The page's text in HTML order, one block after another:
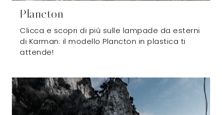
Plancton
Clicca e scopri di più sulle lampade da esterni
di Karman: il modello Plancton in plastica ti
attende!